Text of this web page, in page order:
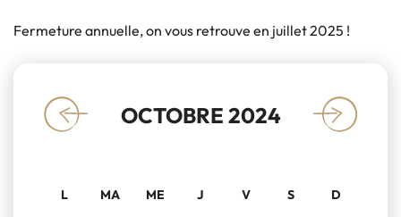
Fermeture annuelle, on vous retrouve en juillet 2025 !
« OCTOBRE 2024 »
L MA ME J V S D